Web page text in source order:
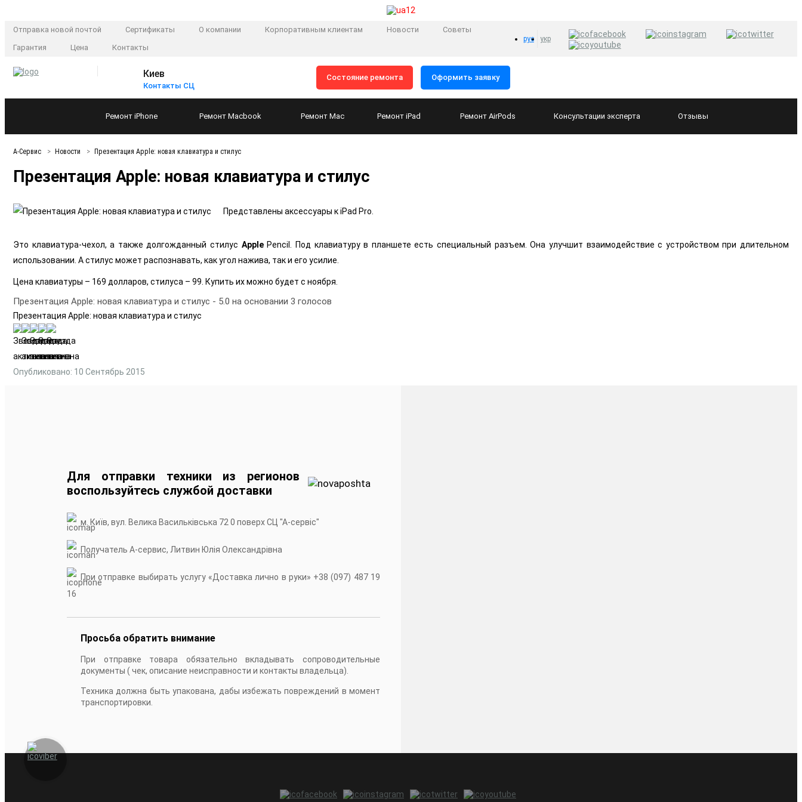
Отправка новой почтой Сертификаты О компании Корпоративным клиентам Новости
Советы
Гарантия
Цена Контакты
рус укр
Киев
Контакты СЦ
Состояние ремонта Оформить заявку
Ремонт iPhone Ремонт Macbook Ремонт Mac Ремонт iPad Ремонт AirPods Консультации эксперта Отзывы
А-Сервис Новости Презентация Apple: новая клавиатура и стилус
Презентация Apple: новая клавиатура и стилус
Представлены аксессуары к iPad Pro.
Это клавиатура-чехол, а также долгожданный стилус ApplePencil. Под клавиатуру в планшете есть специальный разъем. Она улучшит взаимодействие с устройством при длительном
использовании. А стилус может распознавать, как угол нажива, так и его усилие.
Цена клавиатуры – 169 долларов, стилуса – 99. Купить их можно будет с ноября.
Презентация Apple: новая клавиатура и стилус - 5.0 на основании 3 голосов
Презентация Apple: новая клавиатура и стилус
Опубликовано: 10 Сентябрь 2015
Для отправки техники из регионов
воспользуйтесь службой доставки
м. Київ, вул. Велика Васильківська 72 0 поверх СЦ "А-сервiс"
Получатель А-сервис, Литвин Юлія Олександрівна
При отправке выбирать услугу «Доставка лично в руки» +38 (097) 487 19
16
Просьба обратить внимание
При отправке товара обязательно вкладывать сопроводительные
документы ( чек, описание неисправности и контакты владельца).
Техника должна быть упакована, дабы избежать повреждений в момент
транспортировки.